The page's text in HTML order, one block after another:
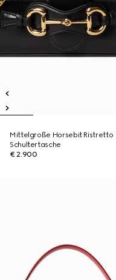
Mittelgroße Horsebit Ristretto
Schultertasche
€ 2.900